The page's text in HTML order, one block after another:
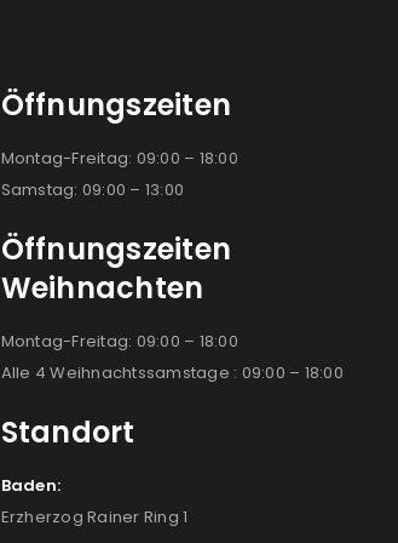
Öffnungszeiten
Montag-Freitag: 09:00 – 18:00
Samstag: 09:00 – 13:00
Öffnungszeiten
Weihnachten
Montag-Freitag: 09:00 – 18:00
Alle 4 Weihnachtssamstage : 09:00 – 18:00
Standort
Baden:
Erzherzog Rainer Ring 1